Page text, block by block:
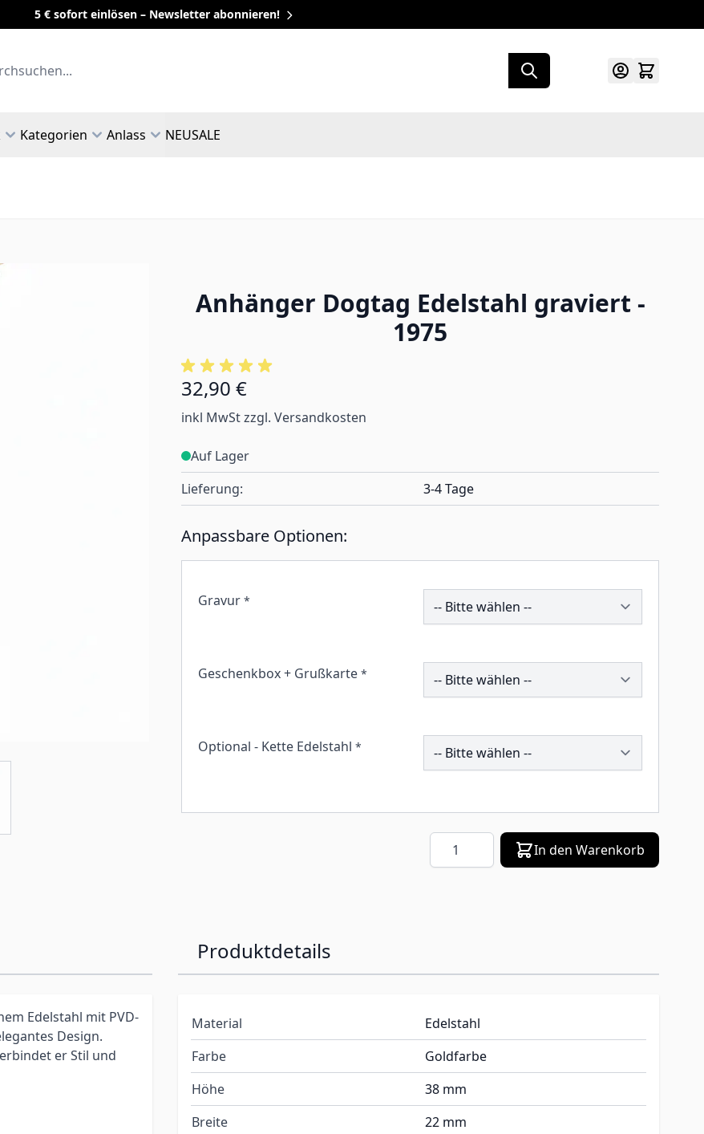
5 € sofort einlösen – Newsletter abonnieren!
Kategorien Anlass NEUSALE
Anhänger Dogtag Edelstahl graviert -
1975
32,90 €
inkl MwSt zzgl. Versandkosten
Auf Lager
Lieferung:
3-4 Tage
Anpassbare Optionen:
Gravur * 192725
Geschenkbox + Grußkarte * 259446
Optional - Kette Edelstahl * 202884
Menge In den Warenkorb
Edelstahl mit PVD-
Design.
er Stil und
Produktdetails
Material
Edelstahl
Farbe
Goldfarbe
Höhe
38 mm
Breite
22 mm